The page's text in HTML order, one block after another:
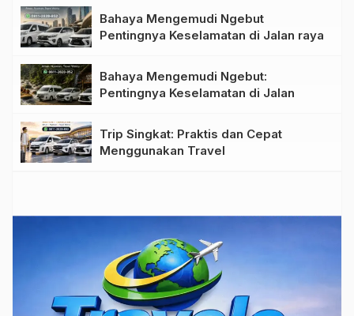
Bahaya Mengemudi Ngebut
Pentingnya Keselamatan di Jalan raya
Bahaya Mengemudi Ngebut:
Pentingnya Keselamatan di Jalan
Trip Singkat: Praktis dan Cepat
Menggunakan Travel